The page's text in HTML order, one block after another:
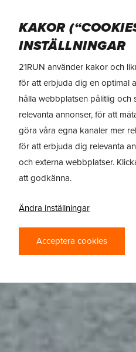
KAKOR
INSTÄLLNINGAR
21RUN använder kakor och
för att erbjuda dig en optimal
hålla webbplatsen pålitlig och
relevanta annonser, för att
göra våra egna kanaler mer
för att erbjuda dig relevanta
och externa webbplatser.
att godkänna.
Ändra inställningar
Acceptera cookies